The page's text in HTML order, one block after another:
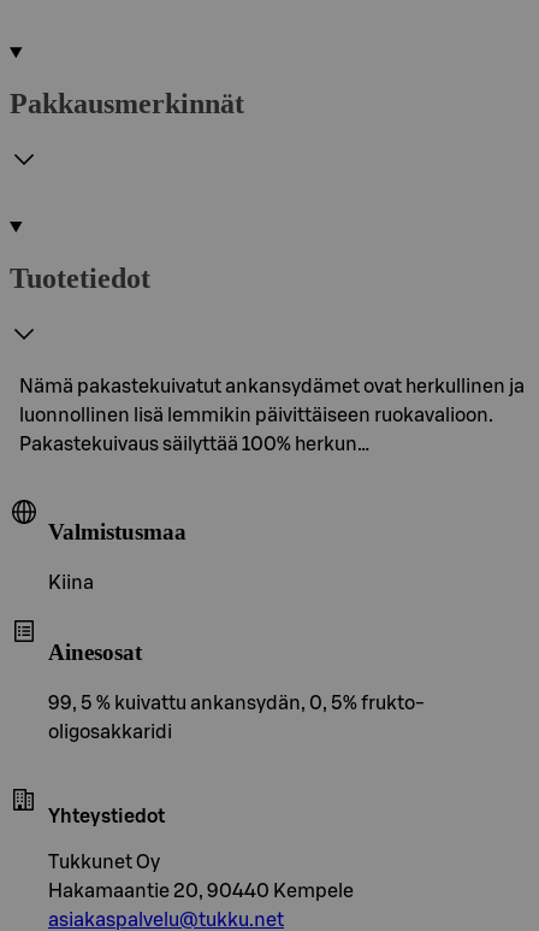
Pakkausmerkinnät
Tuotetiedot
Nämä pakastekuivatut ankansydämet ovat herkullinen ja
luonnollinen lisä lemmikin päivittäiseen ruokavalioon.
Pakastekuivaus säilyttää 100% herkun…
Valmistusmaa
Kiina
Ainesosat
99, 5 % kuivattu ankansydän, 0, 5% frukto-
oligosakkaridi
Yhteystiedot
Tukkunet Oy
Hakamaantie 20, 90440 Kempele
asiakaspalvelu@tukku.net